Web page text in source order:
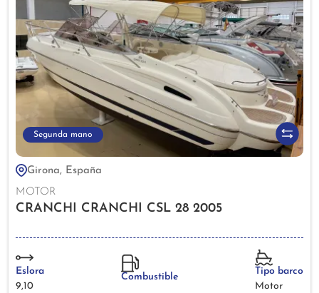
Segunda mano
Girona, España
MOTOR
CRANCHI CRANCHI CSL 28 2005
Eslora
9,10
Combustible
Tipo barco
Motor